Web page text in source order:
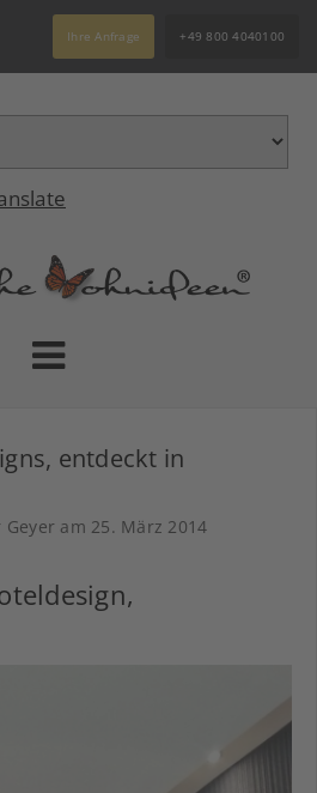
Ihre Anfrage +49 800 4040100
entdeckt in
Geyer am 25. März 2014